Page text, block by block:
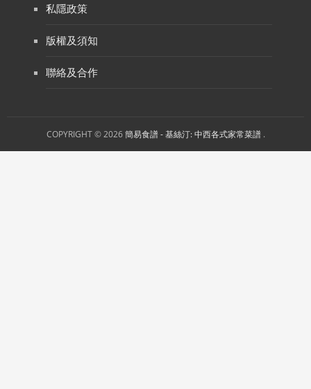
私隱政策
版權及須知
聯絡及合作
COPYRIGHT © 2026簡易食譜 - 基絲汀: 中西各式家常菜譜 .